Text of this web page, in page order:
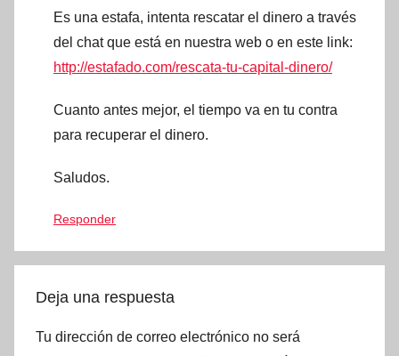
Es una estafa, intenta rescatar el dinero a través
del chat que está en nuestra web o en este link:
http://estafado.com/rescata-tu-capital-dinero/
Cuanto antes mejor, el tiempo va en tu contra
para recuperar el dinero.
Saludos.
Responder
Deja una respuesta
Tu dirección de correo electrónico no será